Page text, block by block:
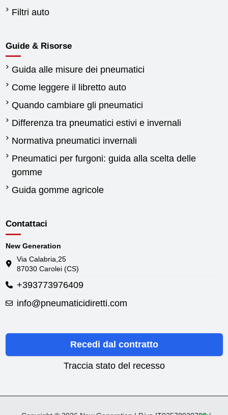
Filtri auto
Guide & Risorse
Guida alle misure dei pneumatici
Come leggere il libretto auto
Quando cambiare gli pneumatici
Differenza tra pneumatici estivi e invernali
Normativa pneumatici invernali
Pneumatici per furgoni: guida alla scelta delle
gomme
Guida gomme agricole
Contattaci
New Generation
Via Calabria,25
87030 Carolei (CS)
+393773976409
info@pneumaticidiretti.com
Recedi dal contratto
Traccia stato del recesso